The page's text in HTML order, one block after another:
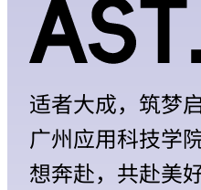
适者大成，筑梦
广州应用科技学
想奔赴，共赴美